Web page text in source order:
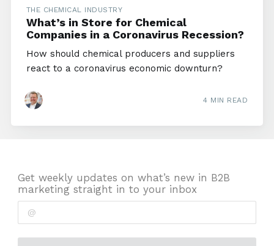
THE CHEMICAL INDUSTRY
What’s in Store for Chemical
Companies in a Coronavirus Recession?
How should chemical producers and suppliers
react to a coronavirus economic downturn?
4 MIN READ
Get weekly updates on what’s new in B2B
marketing straight in to your inbox